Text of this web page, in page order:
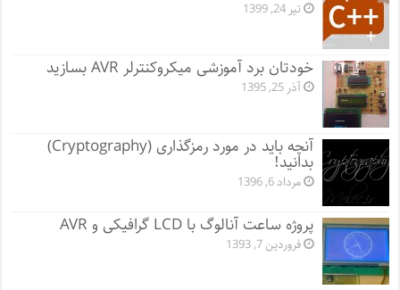
تیر 24, 1399
خودتان برد آموزشی میکروکنترلر AVR بسازید
آذر 25, 1395
آنچه باید در مورد رمزگذاری (Cryptography)
بدانید!
مرداد 6, 1396
پروژه ساعت آنالوگ با LCD گرافیکی و AVR
فروردین 7, 1393